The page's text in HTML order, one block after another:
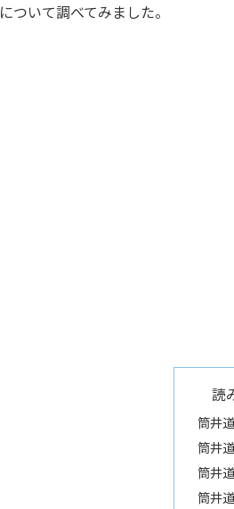
について調べてみました。
読
筒井
筒井
筒井
筒井